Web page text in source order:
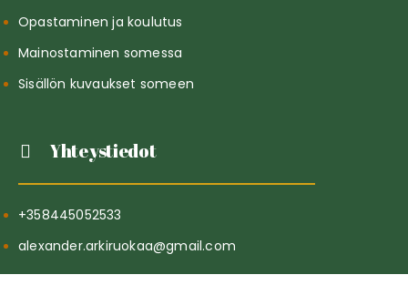
Opastaminen ja koulutus
Mainostaminen somessa
Sisällön kuvaukset someen
Yhteystiedot
+358445052533
alexander.arkiruokaa@gmail.com